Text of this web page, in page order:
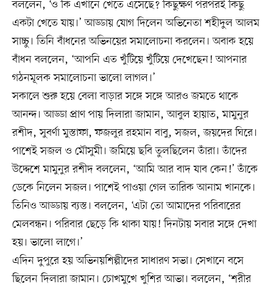
বললেন, ‘ও কি এখানে খেতে এসেছে? কিছুক্ষণ পরপরই কিছু
একটা খেতে যায়।’ আড্ডায় যোগ দিলেন অভিনেতা শহীদুল আলম
সাচ্চু। তিনি বাঁধনের অভিনয়ের সমালোচনা করলেন। অবাক হয়ে
বাঁধন বললেন, ‘আপনি এত খুঁটিয়ে খুঁটিয়ে দেখেছেন! আপনার
গঠনমূলক সমালোচনা ভালো লাগল।’
সকালে শুরু হয়ে বেলা বাড়ার সঙ্গে সঙ্গে আরও জমতে থাকে
আনন্দ। আড্ডা প্রাণ পায় দিলারা জামান, আবুল হায়াত, মামুনুর
রশীদ, সুবর্ণা মুস্তাফা, ফজলুর রহমান বাবু, সজল, জয়দের ঘিরে।
পাশেই সজল ও মৌসুমী। জমিয়ে ছবি তুলছিলেন তাঁরা। তাঁদের
উদ্দেশে মামুনুর রশীদ বললেন, ‘আমি আর বাদ যাব কেন!’ তাঁকে
ডেকে নিলেন সজল। পাশেই পাওয়া গেল তারিক আনাম খানকে।
তিনিও আড্ডায় ব্যস্ত। বললেন, ‘এটা তো আমাদের পরিবারের
মেলবন্ধন। পরিবার ছেড়ে কি থাকা যায়! দিনটায় সবার সঙ্গে দেখা
হয়। ভালো লাগে।’
এদিন দুপুরে হয় অভিনয়শিল্পীদের সাধারণ সভা। সেখানে বসে
ছিলেন দিলারা জামান। চোখমুখে খুশির আভা। বললেন, ‘শরীর